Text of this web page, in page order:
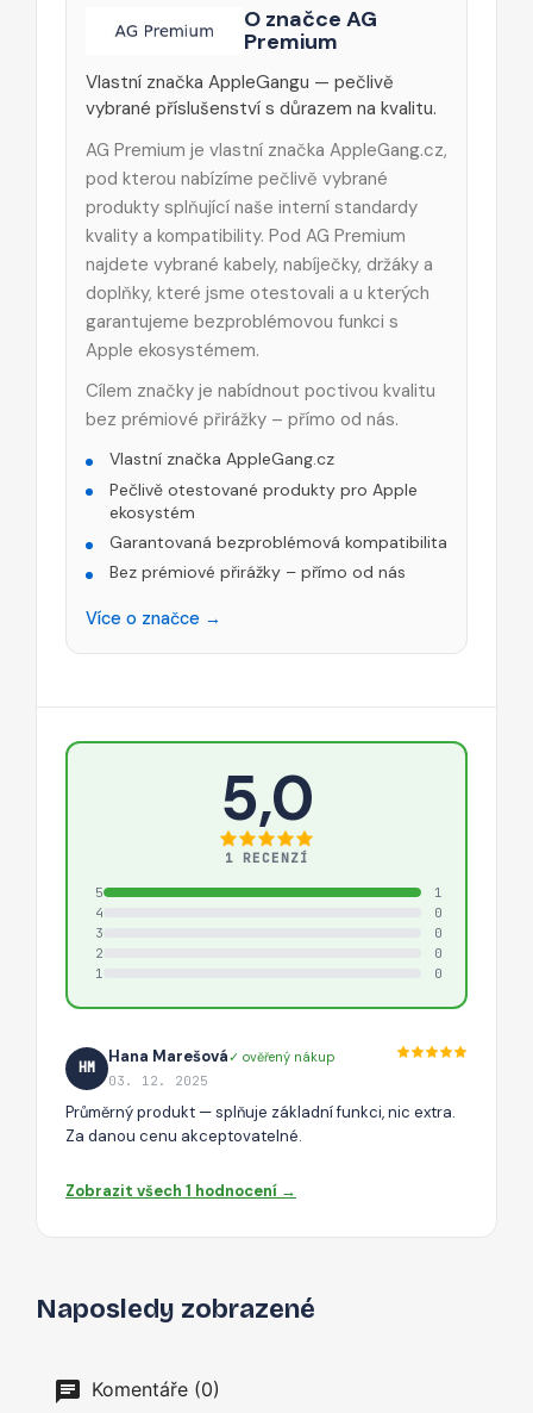
O značce AG
Premium
Vlastní značka AppleGangu — pečlivě
vybrané příslušenství s důrazem na kvalitu.
AG Premium je vlastní značka AppleGang.cz,
pod kterou nabízíme pečlivě vybrané
produkty splňující naše interní standardy
kvality a kompatibility. Pod AG Premium
najdete vybrané kabely, nabíječky, držáky a
doplňky, které jsme otestovali a u kterých
garantujeme bezproblémovou funkci s
Apple ekosystémem.
Cílem značky je nabídnout poctivou kvalitu
bez prémiové přirážky – přímo od nás.
Vlastní značka AppleGang.cz
Pečlivě otestované produkty pro Apple
ekosystém
Garantovaná bezproblémová kompatibilita
Bez prémiové přirážky – přímo od nás
Více o značce →
5,0
1 RECENZÍ
5
1
4
0
3
0
2
0
1
0
HM
Hana Marešová✓ ověřený nákup
03. 12. 2025
Průměrný produkt — splňuje základní funkci, nic extra.
Za danou cenu akceptovatelné.
Zobrazit všech 1 hodnocení →
Naposledy zobrazené
Komentáře (0)